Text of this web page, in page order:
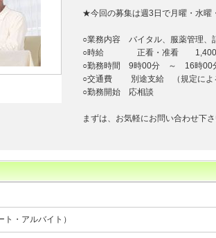
★今回の募集は週3日で月曜・水
○業務内容 バイタル、服薬管理、
○時給 正看・准看 1,400
○勤務時間 9時00分 ～ 16時00
○交通費 別途支給 （規定によ
○勤務開始 応相談
まずは、お気軽にお問い合わせ下
ト・アルバイト）